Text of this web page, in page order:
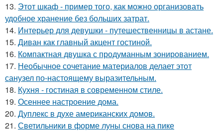
13. Этот шкаф - пример того, как можно организовать
удобное хранение без больших затрат.
14. Интерьер для девушки - путешественницы в астане.
15. Диван как главный акцент гостиной.
16. Компактная двушка с продуманным зонированием.
17. Необычное сочетание материалов делает этот
санузел по-настоящему выразительным.
18. Кухня - гостиная в современном стиле.
19. Осеннее настроение дома.
20. Дуплекс в духе американских домов.
21. Светильники в форме луны снова на пике